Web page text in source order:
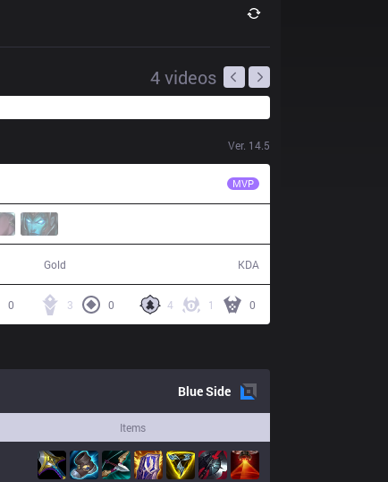
4videos
Ver. 14.5
MVP
Gold KDA
4 1 0
3 0
0
BlueSide
Items